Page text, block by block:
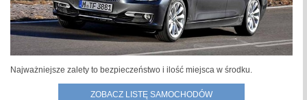
Najważniejsze zalety to bezpieczeństwo i ilość miejsca w środku.
ZOBACZ LISTĘ SAMOCHODÓW